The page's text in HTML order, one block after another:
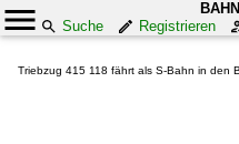
BAHN
Suche
Registrieren
Triebzug 415 118 fährt als S-Bahn in den